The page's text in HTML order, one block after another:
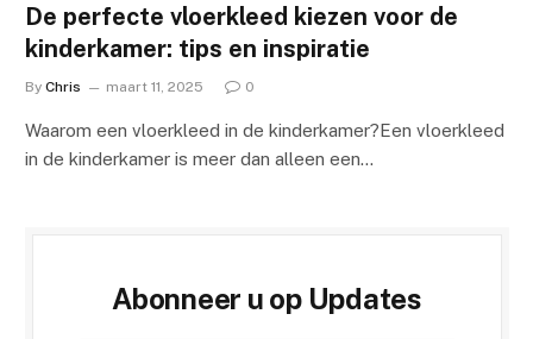
De perfecte vloerkleed kiezen voor de
kinderkamer: tips en inspiratie
By Chris maart 11, 2025 0
Waarom een vloerkleed in de kinderkamer?Een vloerkleed
in de kinderkamer is meer dan alleen een…
Abonneer u op Updates